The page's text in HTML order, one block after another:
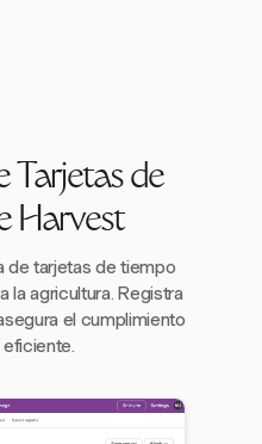
Tarjetas de
Harvest
de tarjetas de tiempo
la agricultura. Registra
el cumplimiento